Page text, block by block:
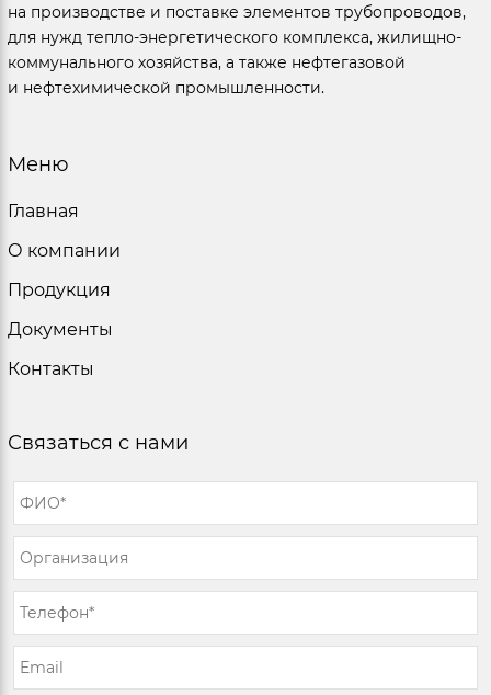
на производстве и поставке элементов трубопроводов,
для нужд тепло-энергетического комплекса, жилищно-
коммунального хозяйства, а также нефтегазовой
и нефтехимической промышленности.
Меню
Главная
О компании
Продукция
Документы
Контакты
Связаться с нами